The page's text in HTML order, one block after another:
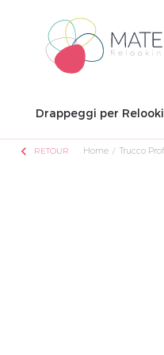
Drappeggi per
chevron_left RETOUR Home Trucco